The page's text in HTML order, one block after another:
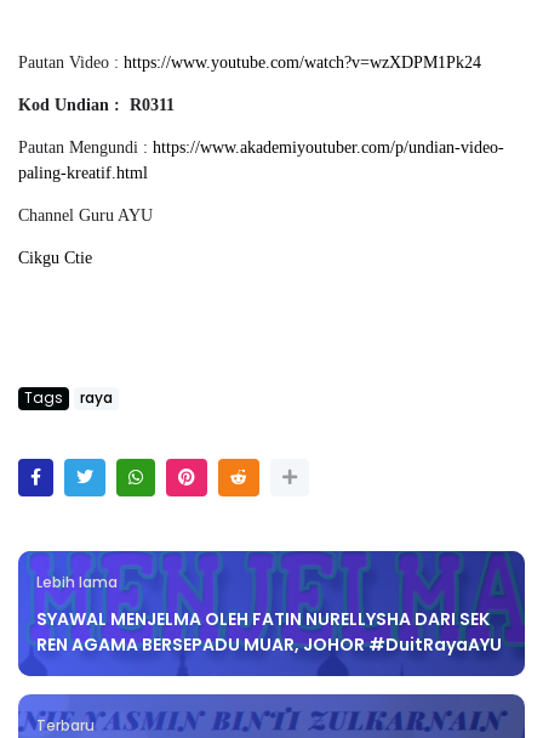
Pautan Video : https://www.youtube.com/watch?v=wzXDPM1Pk24
Kod Undian : R0311
Pautan Mengundi : https://www.akademiyoutuber.com/p/undian-video-
paling-kreatif.html
Channel Guru AYU
Cikgu Ctie
Tags raya
Lebih lama
SYAWAL MENJELMA OLEH FATIN NURELLYSHA DARI SEK
REN AGAMA BERSEPADU MUAR, JOHOR #DuitRayaAYU
Terbaru